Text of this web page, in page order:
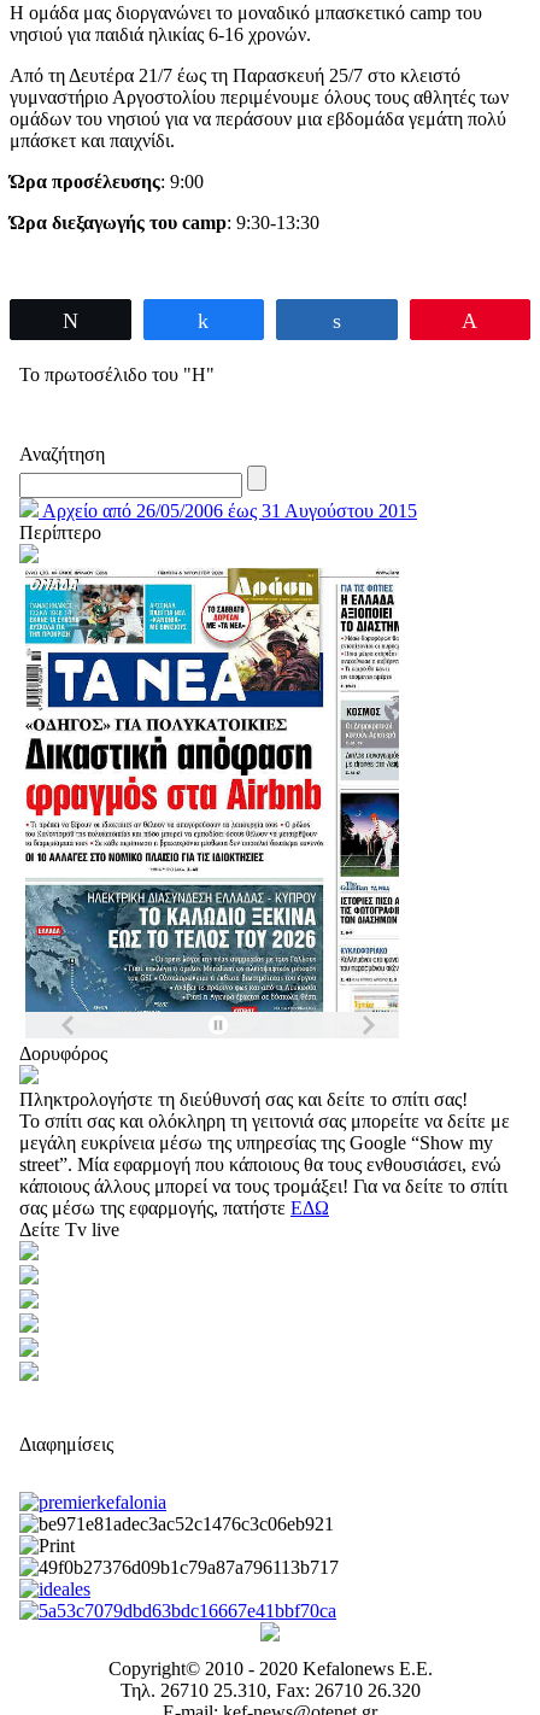
Η ομάδα μας διοργανώνει το μοναδικό μπασκετικό camp του
νησιού για παιδιά ηλικίας 6-16 χρονών.
Από τη Δευτέρα 21/7 έως τη Παρασκευή 25/7 στο κλειστό
γυμναστήριο Αργοστολίου περιμένουμε όλους τους αθλητές των
ομάδων του νησιού για να περάσουν μια εβδομάδα γεμάτη πολύ
μπάσκετ και παιχνίδι.
Ώρα προσέλευσης: 9:00
Ώρα διεξαγωγής του camp: 9:30-13:30
Το πρωτοσέλιδο του "Η"
Αναζήτηση
Αρχείο από 26/05/2006 έως 31 Αυγούστου 2015
Περίπτερο
Δορυφόρος
Πληκτρολογήστε τη διεύθυνσή σας και δείτε το σπίτι σας!
Το σπίτι σας και ολόκληρη τη γειτονιά σας μπορείτε να δείτε με
μεγάλη ευκρίνεια μέσω της υπηρεσίας της Google “Show my
street”. Μία εφαρμογή που κάποιους θα τους ενθουσιάσει, ενώ
κάποιους άλλους μπορεί να τους τρομάξει! Για να δείτε το σπίτι
σας μέσω της εφαρμογής, πατήστε ΕΔΩ
Δείτε Tv live
Διαφημίσεις
Copyright© 2010 - 2020 Kefalonews Ε.E.
Τηλ. 26710 25.310, Fax: 26710 26.320